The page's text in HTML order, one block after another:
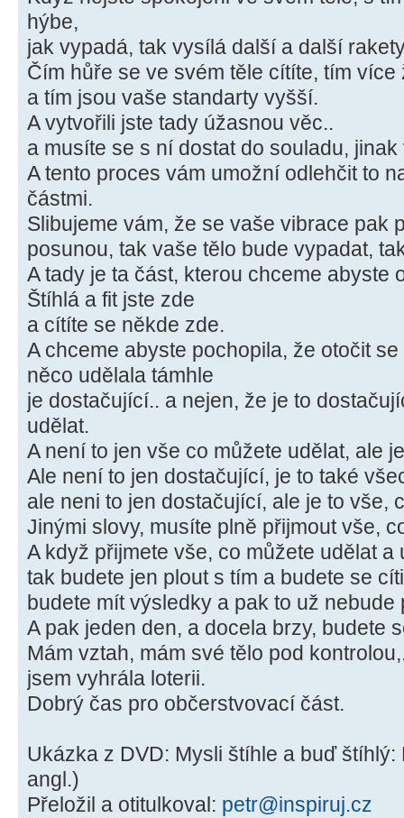
hýbe,
jak vypadá, tak vysílá další a další
Čím hůře se ve svém těle cítíte, tím více
a tím jsou vaše standarty vyšší.
A vytvořili jste tady úžasnou věc..
a musíte se s ní dostat do souladu,
A tento proces vám umožní odlehčit to
částmi.
Slibujeme vám, že se vaše vibrace pak
posunou, tak vaše tělo bude vypadat,
A tady je ta část, kterou chceme abyste
Štíhlá a fit jste zde
a cítíte se někde zde.
A chceme abyste pochopila, že otočit
něco udělala támhle
je dostačující.. a nejen, že je to
udělat.
A není to jen vše co můžete udělat, ale
Ale není to jen dostačující, je to také
ale neni to jen dostačující, ale je to vše,
Jinými slovy, musíte plně přijmout vše,
A když přijmete vše, co můžete udělat
tak budete jen plout s tím a budete se
budete mít výsledky a pak to už nebude
A pak jeden den, a docela brzy, budete
Mám vztah, mám své tělo pod
jsem vyhrála loterii.
Dobrý čas pro občerstvovací část.
Ukázka z DVD: Mysli štíhle a buď
angl.)
Přeložil a otitulkoval: petr@inspiruj.cz